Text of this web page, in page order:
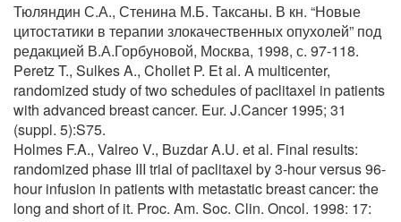
Тюляндин С.А., Стенина М.Б. Таксаны. В кн. “Новые
цитостатики в терапии злокачественных опухолей” под
редакцией В.А.Горбуновой, Москва, 1998, с. 97-118.
Peretz T., Sulkes A., Chollet P. Et al. A multicenter,
randomized study of two schedules of paclitaxel in patients
with advanced breast cancer. Eur. J.Cancer 1995; 31
(suppl. 5):S75.
Holmes F.A., Valreo V., Buzdar A.U. et al. Final results:
randomized phase III trial of paclitaxel by 3-hour versus 96-
hour infusion in patients with metastatic breast cancer: the
long and short of it. Proc. Am. Soc. Clin. Oncol. 1998: 17: